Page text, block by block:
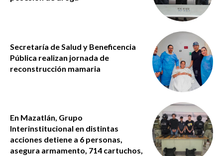
Secretaría de Salud y Beneficencia
Pública realizan jornada de
reconstrucción mamaria
En Mazatlán, Grupo
Interinstitucional en distintas
acciones detiene a 6 personas,
asegura armamento, 714 cartuchos,